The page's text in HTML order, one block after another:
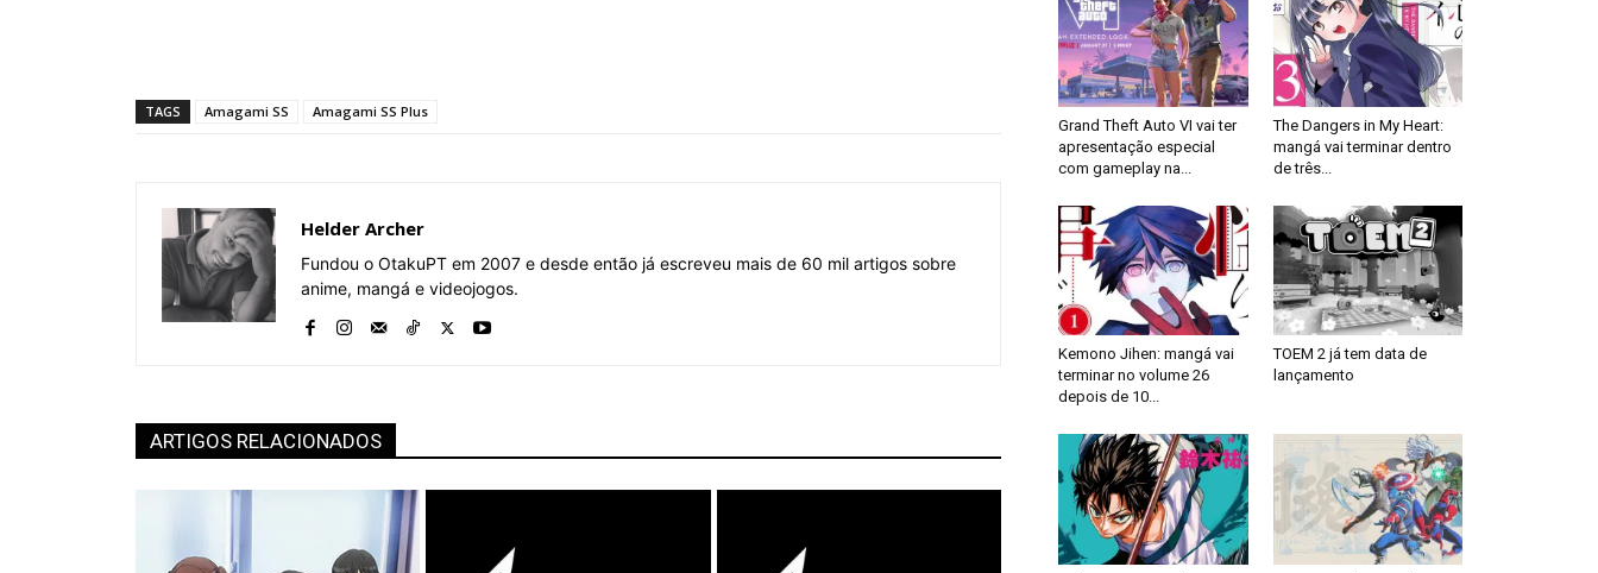
TAGS Amagami SS Amagami SS Plus
Helder Archer
Fundou o OtakuPT em 2007 e desde então já escreveu mais de 60 mil artigos sobre
anime, mangá e videojogos.
ARTIGOS RELACIONADOS
Grand Theft Auto VI vai ter
apresentação especial
com gameplay na...
The Dangers in My Heart:
mangá vai terminar dentro
de três...
Kemono Jihen: mangá vai
terminar no volume 26
depois de 10...
TOEM 2 já tem data de
lançamento